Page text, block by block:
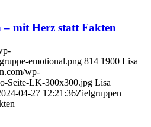
mit Herz statt Fakten
emotional.png 814 1900 Lisa
wp-
Seite-LK-300x300.jpg Lisa
04-27 12:21:36Zielgruppen